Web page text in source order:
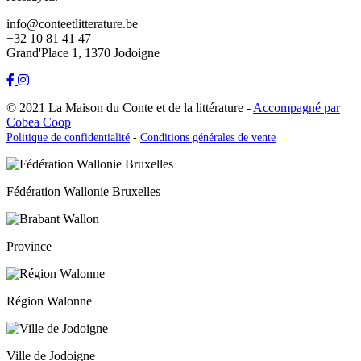
info@conteetlitterature.be
+32 10 81 41 47
Grand'Place 1, 1370 Jodoigne
© 2021 La Maison du Conte et de la littérature - Accompagné par
Cobea Coop
Politique de confidentialité - Conditions générales de vente
Fédération Wallonie Bruxelles
Province
Région Walonne
Ville de Jodoigne